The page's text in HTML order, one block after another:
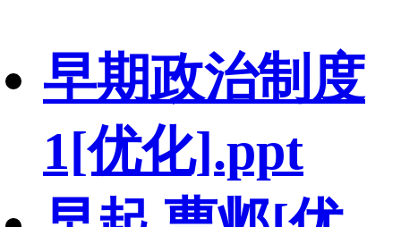
早期政治制度
1[优化].ppt